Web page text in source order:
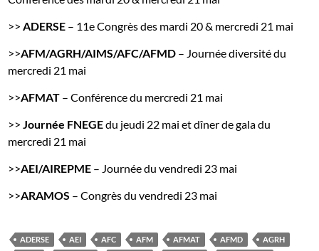
>>ADERSE – 11e Congrès des mardi 20 & mercredi 21 mai
>>AFM/AGRH/AIMS/AFC/AFMD – Journée diversité du
mercredi 21 mai
>>AFMAT – Conférence du mercredi 21 mai
>>Journée FNEGEdu jeudi 22 mai et dîner de gala du
mercredi 21 mai
>>AEI/AIREPME – Journée du vendredi 23 mai
>>ARAMOS – Congrès du vendredi 23 mai
ADERSE AEI AFC AFM AFMAT AFMD
AGRH